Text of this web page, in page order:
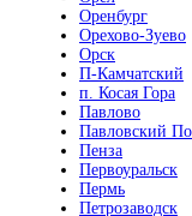
Оренбург
Орехово-Зуево
Орск
П-Камчатский
п. Косая Гора
Павлово
Павловский
Пенза
Первоуральск
Пермь
Петрозаводск